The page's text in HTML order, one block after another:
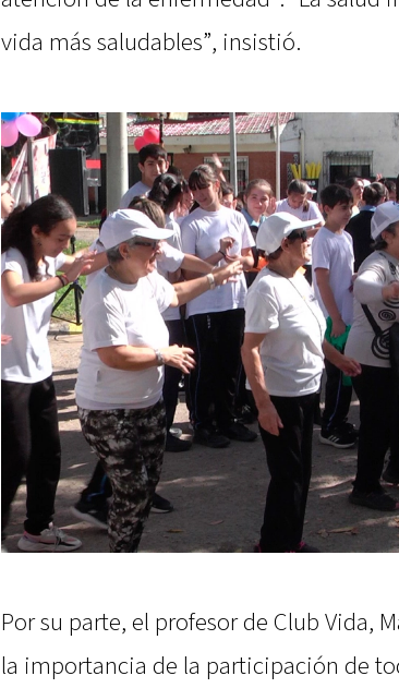
vida más saludables”, insistió.
Por su parte, el profesor de Club Vida,
la importancia de la participación de